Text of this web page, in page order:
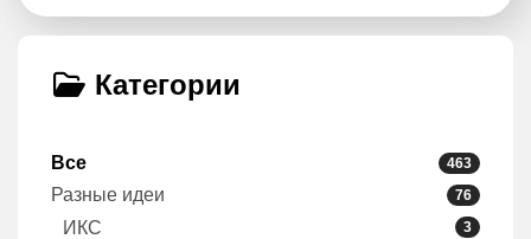
Категории
Все 463
Разные идеи 76
ИКС 3